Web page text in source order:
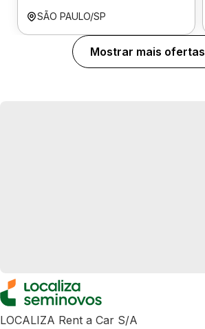
SÃO PAULO/SP
Mostrar mais ofertas
LOCALIZA Rent a Car S/A